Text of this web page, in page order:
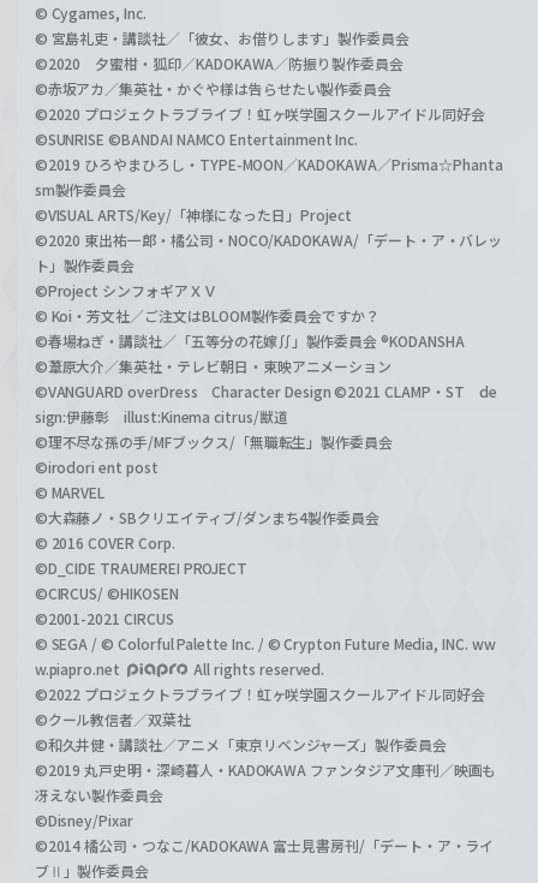
© Cygames, Inc.
© 宮島礼吏・講談社／「彼女、お借りします」製作委員会
©2020 夕蜜柑・狐印／KADOKAWA／防振り製作委員会
©赤坂アカ／集英社・かぐや様は告らせたい製作委員会
©2020 プロジェクトラブライブ！虹ヶ咲学園スクールアイドル同好会
©SUNRISE ©BANDAI NAMCO Entertainment Inc.
©2019 ひろやまひろし・TYPE-MOON／KADOKAWA／Prisma☆Phanta
sm製作委員会
©VISUAL ARTS/Key/「神様になった日」Project
©2020 東出祐一郎・橘公司・NOCO/KADOKAWA/「デート・ア・バレッ
ト」製作委員会
©Project シンフォギアＸＶ
© Koi・芳文社／ご注文はBLOOM製作委員会ですか？
©春場ねぎ・講談社／「五等分の花嫁∬」製作委員会 ®KODANSHA
©葦原大介／集英社・テレビ朝日・東映アニメーション
©VANGUARD overDress Character Design ©2021 CLAMP・ST de
sign:伊藤彰 illust:Kinema citrus/獣道
©理不尽な孫の手/MFブックス/「無職転生」製作委員会
©irodori ent post
© MARVEL
©大森藤ノ・SBクリエイティブ/ダンまち4製作委員会
© 2016 COVER Corp.
©D_CIDE TRAUMEREI PROJECT
©CIRCUS/ ©HIKOSEN
©2001-2021 CIRCUS
© SEGA / © Colorful Palette Inc. / © Crypton Future Media, INC. ww
w.piapro.net
All rights reserved.
©2022 プロジェクトラブライブ！虹ヶ咲学園スクールアイドル同好会
©クール教信者／双葉社
©和久井健・講談社／アニメ「東京リベンジャーズ」製作委員会
©2019 丸戸史明・深崎暮人・KADOKAWA ファンタジア文庫刊／映画も
冴えない製作委員会
©Disney/Pixar
©2014 橘公司・つなこ/KADOKAWA 富士見書房刊/「デート・ア・ライ
ブⅡ」製作委員会